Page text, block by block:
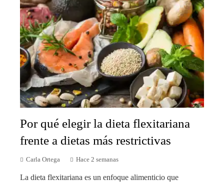
Por qué elegir la dieta flexitariana
frente a dietas más restrictivas
Carla Ortega Hace 2 semanas
La dieta flexitariana es un enfoque alimenticio que